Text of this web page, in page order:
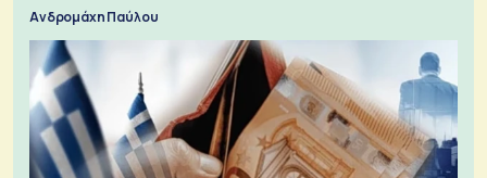
Ανδρομάχη Παύλου